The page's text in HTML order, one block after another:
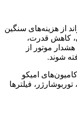
از هزینه‌های سنگین
کاهش قدرت،
موتور از
شوند.
امیکو
فیلترها